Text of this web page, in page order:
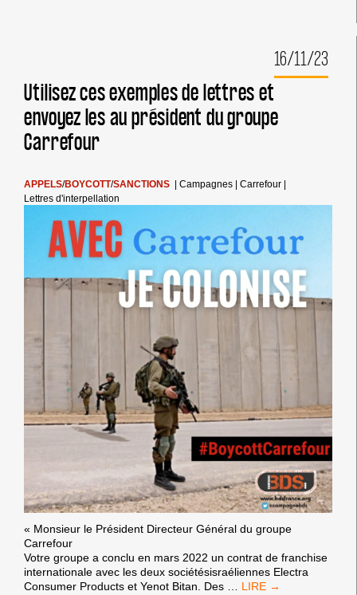
16/11/23
Utilisez ces exemples de lettres et
envoyez les au président du groupe
Carrefour
APPELS/BOYCOTT/SANCTIONS |Campagnes |Carrefour
Lettres d'interpellation
« Monsieur le Président Directeur Général du groupe
Carrefour
Votre groupe a conclu en mars 2022 un contrat de franchise
internationale avec les deux sociétésisraéliennes Electra
Consumer Products et Yenot Bitan. Des … UTILISEZ